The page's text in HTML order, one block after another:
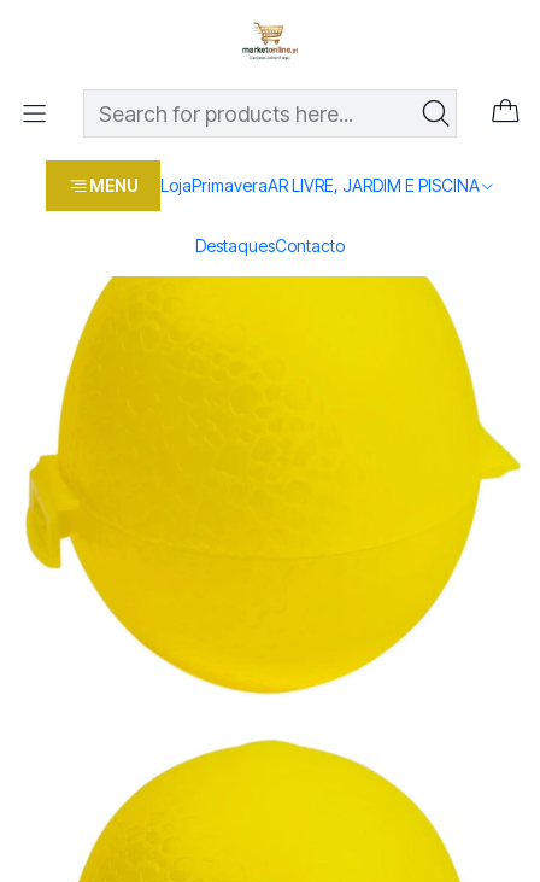
MENU LojaPrimaveraAR LIVRE, JARDIM E PISCINA
DestaquesContacto
Os melhores preços em produtos para casa, jardim e bricolage
Loja Casa e conforto ARRUMAÇÃO E UTILIDADES
PORTA LIMOES L395